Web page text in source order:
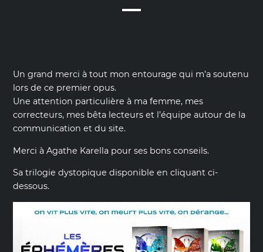
Un grand merci à tout mon entourage qui m’a soutenu
lors de ce premier opus.
Une attention particulière à ma femme, mes
correcteurs, mes bêta lecteurs et l’équipe autour de la
communication et du site.
Merci à Agathe Karella pour ses bons conseils.
Sa trilogie dystopique disponible en cliquant ci-
dessous.